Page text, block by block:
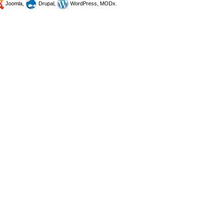
Joomla, Drupal, WordPress, MODx.